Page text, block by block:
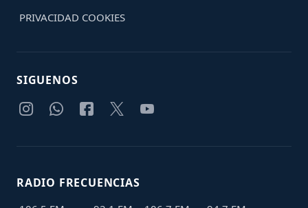
PRIVACIDAD COOKIES
SIGUENOS
RADIO FRECUENCIAS